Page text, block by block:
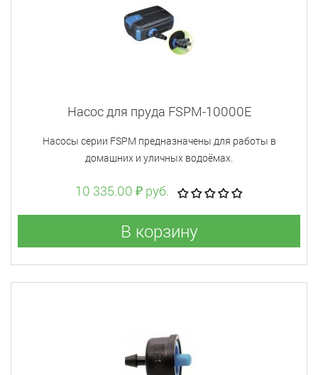
Насос для пруда FSPM-10000E
Насосы серии FSPM предназначены для работы в
домашних и уличных водоёмах.
10 335.00 ₽ руб.
В корзину